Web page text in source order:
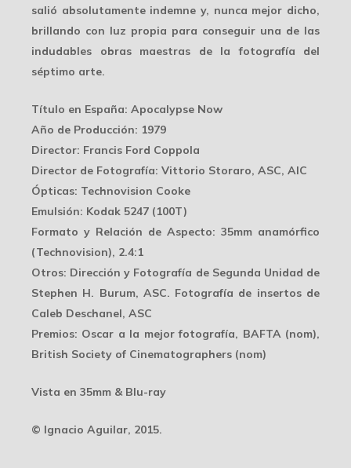
salió absolutamente indemne y, nunca mejor dicho,
brillando con luz propia para conseguir una de las
indudables obras maestras de la fotografía del
séptimo arte.
Título en España: Apocalypse Now
Año de Producción: 1979
Director: Francis Ford Coppola
Director de Fotografía: Vittorio Storaro, ASC, AIC
Ópticas: Technovision Cooke
Emulsión: Kodak 5247 (100T)
Formato y Relación de Aspecto: 35mm anamórfico
(Technovision), 2.4:1
Otros: Dirección y Fotografía de Segunda Unidad de
Stephen H. Burum, ASC. Fotografía de insertos de
Caleb Deschanel, ASC
Premios: Oscar a la mejor fotografía, BAFTA (nom),
British Society of Cinematographers (nom)
Vista en 35mm & Blu-ray
© Ignacio Aguilar, 2015.